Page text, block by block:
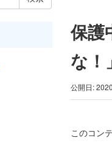
保護
な！
公開日:
このコン